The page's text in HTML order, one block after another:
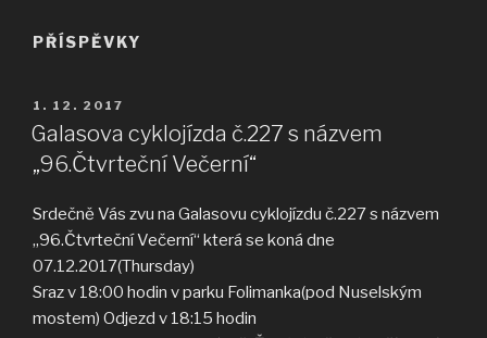
PŘÍSPĚVKY
PUBLIKOVÁNO
1. 12. 2017
Galasova cyklojízda č.227 s názvem
„96.Čtvrteční Večerní“
Srdečně Vás zvu na Galasovu cyklojízdu č.227 s názvem
„96.Čtvrteční Večerní“ která se koná dne
07.12.2017(Thursday)
Sraz v 18:00 hodin v parku Folimanka(pod Nuselským
mostem) Odjezd v 18:15 hodin